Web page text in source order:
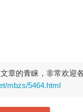
章的青睐，非常欢迎
mbzs/5464.html